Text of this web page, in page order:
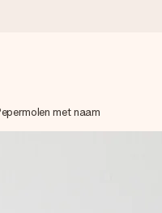
dat het razendsnel
met naam